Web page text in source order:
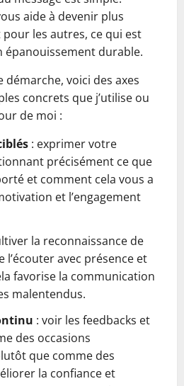
aide à devenir plus
les autres, ce qui est
durable.
voici des axes
concrets que j’utilise ou
de moi :
: exprimer votre
précisément ce que
et comment cela vous a
et l’engagement
la reconnaissance de
l’écouter avec présence et
favorise la communication
malentendus.
: voir les feedbacks et
des occasions
que comme des
la confiance et